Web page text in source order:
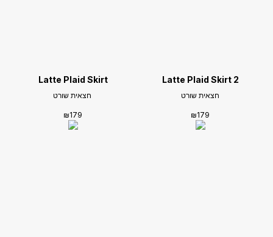
Latte Plaid Skirt
‏ חצאית שורט
₪179
Latte Plaid Skirt 2
‏חצאית שורט
₪179